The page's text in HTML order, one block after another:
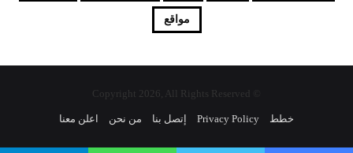
مواقع
خطط Privacy Policy إتصل بنا من نحن اعلن معنا